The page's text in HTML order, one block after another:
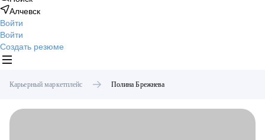
Алчевск
Войти
Войти
Создать резюме
Карьерный маркетплейс Полина Брежнева